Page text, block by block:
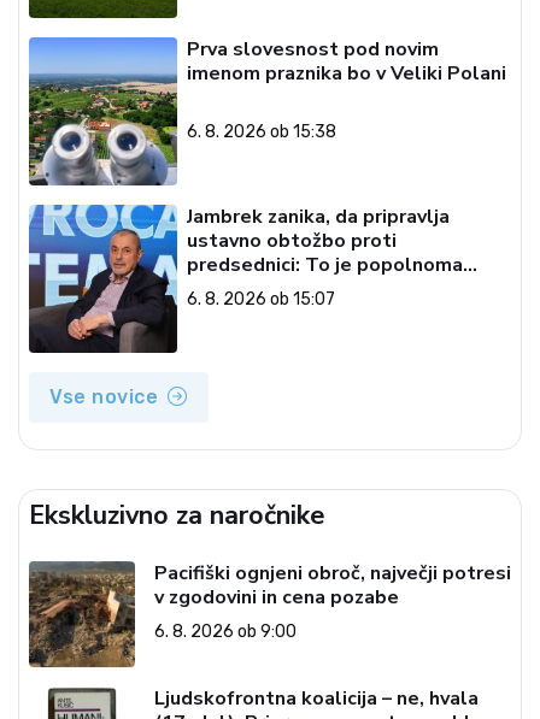
Prva slovesnost pod novim
imenom praznika bo v Veliki Polani
6. 8. 2026 ob 15:38
Jambrek zanika, da pripravlja
ustavno obtožbo proti
predsednici: To je popolnoma
neresnična informacija
6. 8. 2026 ob 15:07
Vse novice
Ekskluzivno za naročnike
Pacifiški ognjeni obroč, največji potresi
v zgodovini in cena pozabe
6. 8. 2026 ob 9:00
Ljudskofrontna koalicija – ne, hvala